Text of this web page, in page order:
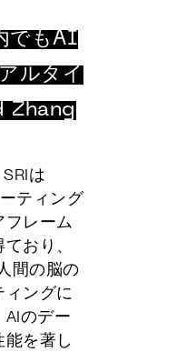
でもAI
ルタイ
Zhang
は
ティング
レーム
おり、
間の脳の
ングに
のデー
を著し